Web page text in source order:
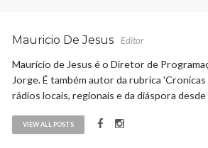
Mauricio De Jesus Editor
Maurício de Jesus é o Diretor de
Jorge. É também autor da rubrica
rádios locais, regionais e da diáspora desde
VIEW ALL POSTS